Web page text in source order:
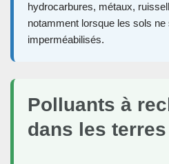
hydrocarbures, métaux,
notamment lorsque les sols ne
imperméabilisés.
Polluants à
dans les terres